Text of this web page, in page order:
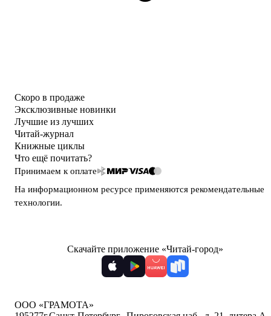
Скоро в продаже
Эксклюзивные новинки
Лучшие из лучших
Читай-журнал
Книжные циклы
Что ещё почитать?
Принимаем к оплате
На информационном ресурсе применяются рекомендательные
технологии.
Скачайте приложение «Читай-город»
ООО «ГРАМОТА»